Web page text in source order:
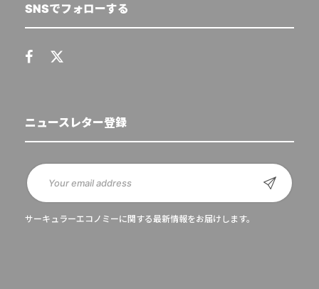
SNSでフォローする
ニュースレター登録
サーキュラーエコノミーに関する最新情報をお届けします。